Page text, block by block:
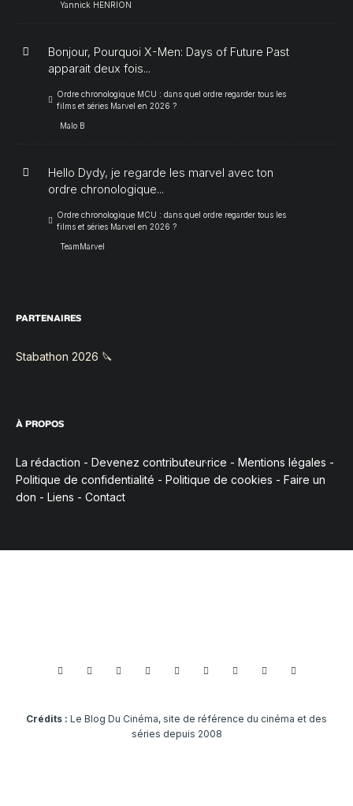
Yannick HENRION
Bonjour, Pourquoi X-Men: Days of Future Past
apparait deux fois...
Ordre chronologique MCU : dans quel ordre regarder tous les
films et séries Marvel en 2026 ?
Malo B
Hello Dydy, je regarde les marvel avec ton
ordre chronologique...
Ordre chronologique MCU : dans quel ordre regarder tous les
films et séries Marvel en 2026 ?
TeamMarvel
PARTENAIRES
Stabathon 2026 🔪
À PROPOS
La rédaction - Devenez contributeur·rice - Mentions légales -
Politique de confidentialité - Politique de cookies - Faire un
don - Liens - Contact
Crédits : Le Blog Du Cinéma, site de référence du cinéma et des
séries depuis 2008